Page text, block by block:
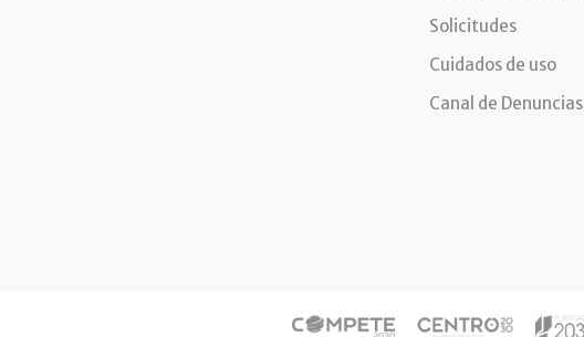
Solicitudes
Cuidados de uso
Canal de Denuncias